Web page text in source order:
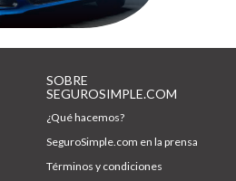
SOBRE
SEGUROSIMPLE.COM
¿Qué hacemos?
SeguroSimple.com en la prensa
Términos y condiciones